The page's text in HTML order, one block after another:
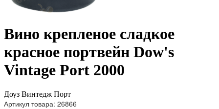
Вино крепленое сладкое
красное портвейн Dow's
Vintage Port 2000
Доуз Винтедж Порт
Артикул товара: 26866